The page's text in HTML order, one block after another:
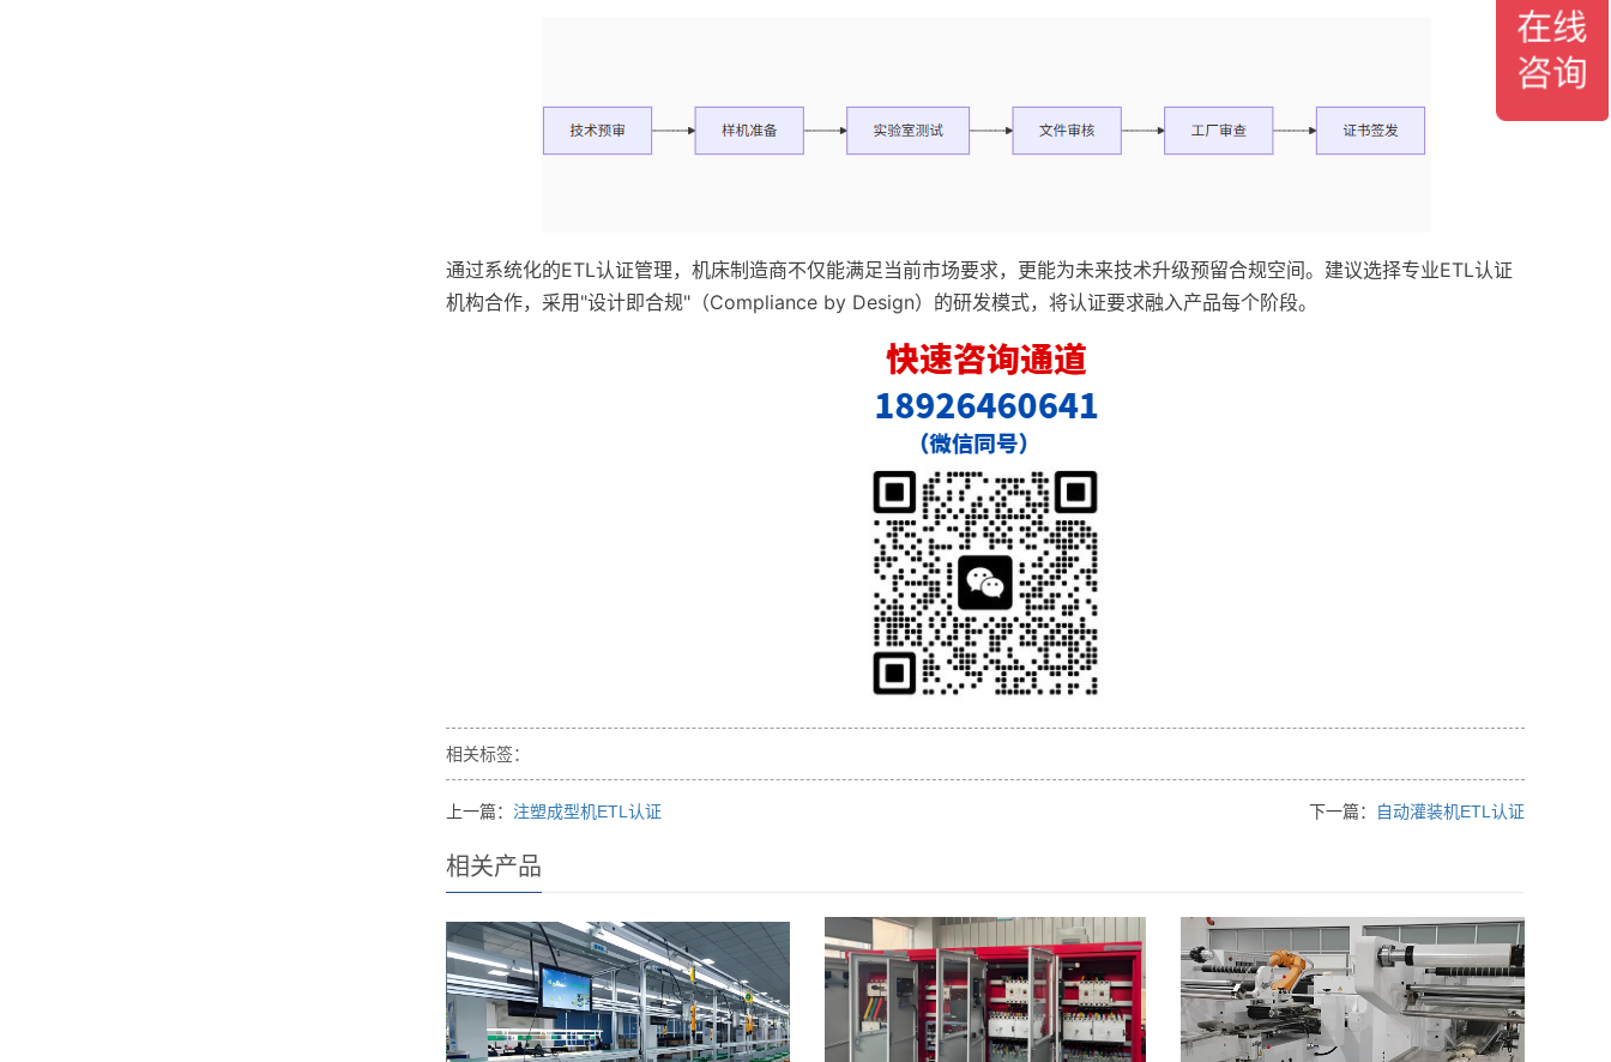
通过系统化的ETL认证管理，机床制造商不仅能满足当前市场要求，更能为未来技术升级预留合规空间。建议选择专业ETL认证
机构合作，采用"设计即合规"（Compliance by Design）的研发模式，将认证要求融入产品每个阶段。
相关标签：
上一篇： 注塑成型机ETL认证 下一篇： 自动灌装机ETL认证
相关产品